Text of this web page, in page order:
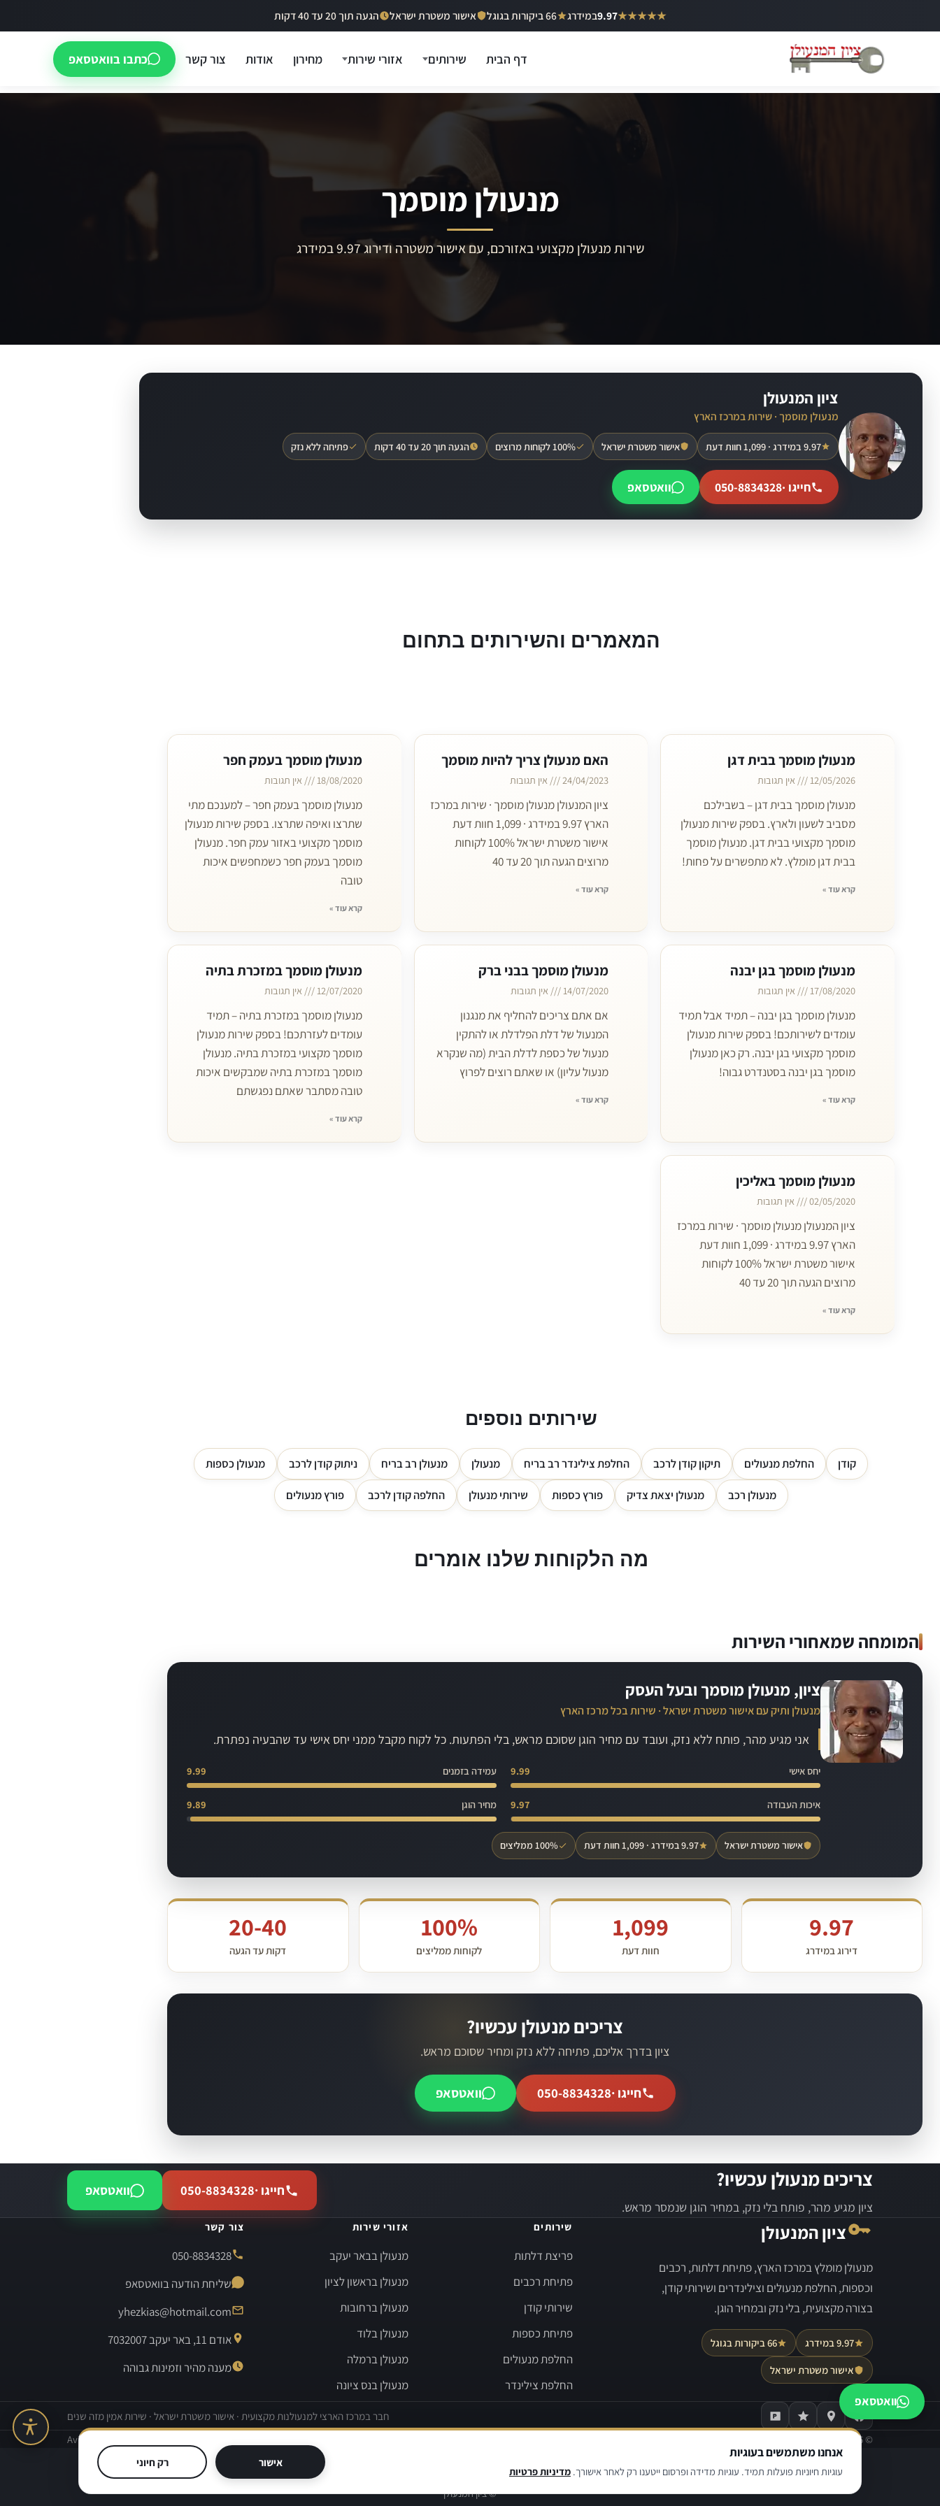
לתוכן
★★★★★
9.97במידרג 66 ביקורות בגוגל אישור משטרת ישראל הגעה תוך 20 עד 40 דקות
דף הבית שירותים אזורי שירות מחירון אודות צור קשר כתבו בוואטסאפ
מנעולן מוסמך
שירות מנעולן מקצועי באזורכם, עם אישור משטרה ודירוג 9.97 במידרג
ציון המנעולן
מנעולן מוסמך · שירות במרכז הארץ
9.97 במידרג · 1,099 חוות דעת אישור משטרת ישראל 100% לקוחות מרוצים הגעה תוך 20 עד 40 דקות פתיחה ללא נזק
חייגו ·050-8834328 וואטסאפ
המאמרים והשירותים בתחום
מנעולן מוסמך בבית דגן
12/05/2026 אין תגובות
מנעולן מוסמך בבית דגן – בשבילכם
מסביב לשעון ולארץ. בספק שירות מנעולן
מוסמך מקצועי בבית דגן. מנעולן מוסמך
בבית דגן מומלץ. לא מתפשרים על פחות!
קרא עוד »
האם מנעולן צריך להיות מוסמך
24/04/2023 אין תגובות
ציון המנעולן מנעולן מוסמך · שירות במרכז
הארץ 9.97 במידרג · 1,099 חוות דעת
אישור משטרת ישראל 100% לקוחות
מרוצים הגעה תוך 20 עד 40
קרא עוד »
מנעולן מוסמך בעמק חפר
18/08/2020 אין תגובות
מנעולן מוסמך בעמק חפר – למענכם מתי
שתרצו ואיפה שתרצו. בספק שירות מנעולן
מוסמך מקצועי באזור עמק חפר. מנעולן
מוסמך בעמק חפר כשמחפשים איכות
טובה
קרא עוד »
מנעולן מוסמך בגן יבנה
17/08/2020 אין תגובות
מנעולן מוסמך בגן יבנה – תמיד אבל תמיד
עומדים לשירותכם! בספק שירות מנעולן
מוסמך מקצועי בגן יבנה. רק כאן מנעולן
מוסמך בגן יבנה בסטנדרט גבוה!
קרא עוד »
מנעולן מוסמך בבני ברק
14/07/2020 אין תגובות
אם אתם צריכים להחליף את מנגנון
המנעול של דלת הפלדלת או להתקין
מנעול של כספת לדלת הבית (מה שנקרא
מנעול עליון) או שאתם רוצים לפרוץ
קרא עוד »
מנעולן מוסמך במזכרת בתיה
12/07/2020 אין תגובות
מנעולן מוסמך במזכרת בתיה – תמיד
עומדים לעזרתכם! בספק שירות מנעולן
מוסמך מקצועי במזכרת בתיה. מנעולן
מוסמך במזכרת בתיה שמבקשים איכות
טובה מסתבר שאתם נפגשתם
קרא עוד »
מנעולן מוסמך באליכין
02/05/2020 אין תגובות
ציון המנעולן מנעולן מוסמך · שירות במרכז
הארץ 9.97 במידרג · 1,099 חוות דעת
אישור משטרת ישראל 100% לקוחות
מרוצים הגעה תוך 20 עד 40
קרא עוד »
שירותים נוספים
קודן החלפת מנעולים תיקון קודן לרכב החלפת צילינדר רב בריח מנעולן מנעולן רב בריח ניתוק קודן לרכב מנעולן כספות
מנעולן רכב מנעולן יצאת צדיק פורץ כספות שירותי מנעולן החלפה קודן לרכב פורץ מנעולים
מה הלקוחות שלנו אומרים
המומחה שמאחורי השירות
ציון, מנעולן מוסמך ובעל העסק
מנעולן ותיק עם אישור משטרת ישראל · שירות בכל מרכז הארץ
אני מגיע מהר, פותח ללא נזק, ועובד עם מחיר הוגן שסוכם מראש, בלי הפתעות. כל לקוח מקבל ממני יחס אישי עד שהבעיה נפתרת.
יחס אישי 9.99 עמידה בזמנים 9.99
איכות העבודה 9.97 מחיר הוגן 9.89
אישור משטרת ישראל 9.97 במידרג · 1,099 חוות דעת 100% ממליצים
9.97
דירוג במידרג
1,099
חוות דעת
100%
לקוחות ממליצים
20-40
דקות עד הגעה
צריכים מנעולן עכשיו?
ציון בדרך אליכם, פתיחה ללא נזק ומחיר שסוכם מראש.
חייגו ·050-8834328 וואטסאפ
צריכים מנעולן עכשיו?
ציון מגיע מהר, פותח בלי נזק, במחיר הוגן שנמסר מראש.
חייגו ·050-8834328 וואטסאפ
ציון המנעולן
מנעולן מומלץ במרכז הארץ, פתיחת דלתות, רכבים
וכספות, החלפת מנעולים וצילינדרים ושירותי קודן,
בצורה מקצועית, בלי נזק ובמחיר הוגן.
9.97 במידרג 66 ביקורות בגוגל
אישור משטרת ישראל
שירותים
פריצת דלתות
פתיחת רכבים
שירותי קודן
פתיחת כספות
החלפת מנעולים
החלפת צילינדר
אזורי שירות
מנעולן בבאר יעקב
מנעולן בראשון לציון
מנעולן ברחובות
מנעולן בלוד
מנעולן ברמלה
מנעולן בנס ציונה
צור קשר
050-8834328
שליחת הודעה בוואטסאפ
yhezkias@hotmail.com
אודם 11, באר יעקב 7032007
מענה מהיר וזמינות גבוהה
חבר במרכז הארצי למנעולנות מקצועית · אישור משטרת ישראל · שירות אמין מזה שנים
©
2026
Avinu SEO
מדיניות פרטיות
© ציון המנעולן
וואטסאפ
אנחנו משתמשים בעוגיות
עוגיות חיוניות פועלות תמיד. עוגיות מדידה ופרסום ייטענו רק לאחר אישורך. מדיניות פרטיות
אישור רק חיוני